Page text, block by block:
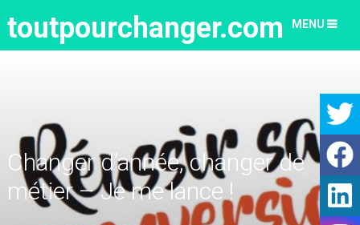
toutpourchanger.com MENU
Changer d’année, changer de
métier – Je me lance !